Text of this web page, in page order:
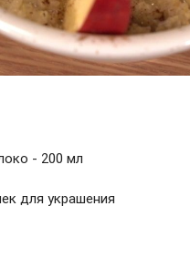
- 200 мл
для украшения